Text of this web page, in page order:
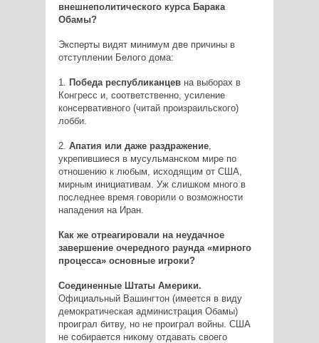
внешнеполитического курса Барака
Обамы?
Эксперты видят минимум две причины в
отступлении Белого дома:
1. Победа республиканцевна выборах в
Конгресс и, соответственно, усиление
консервативного (читай произраильского)
лобби.
2. Апатия или даже раздражение,
укрепившиеся в мусульманском мире по
отношению к любым, исходящим от США,
мирным инициативам. Уж слишком много в
последнее время говорили о возможности
нападения на Иран.
Как же отреагировали на неудачное
завершение очередного раунда «мирного
процесса» основные игроки?
Соединенные Штаты Америки.
Официальный Вашингтон (имеется в виду
демократическая администрация Обамы)
проиграл битву, но не проиграл войны. США
не собирается никому отдавать своего